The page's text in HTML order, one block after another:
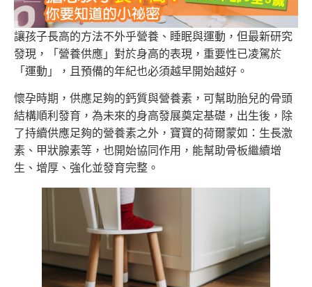
讓孩子長高的方法不外乎營養、睡眠與運動，但最新研究
發現，「營養供應」對於身高的表現，重要性已凌駕於
「運動」，且預備的年紀也必須越早開始越好。
懷孕時期，供應足夠的鈣質與營養素，可幫助胎兒的骨頭
結構順利發育，為未來的身高發展奠定基礎，出生後，除
了持續供應足夠的營養素之外，寶寶的荷爾蒙如：生長激
素、甲狀腺素等，也開始協同作用，能幫助骨板繼續增
生、增厚、強化並發育完整。